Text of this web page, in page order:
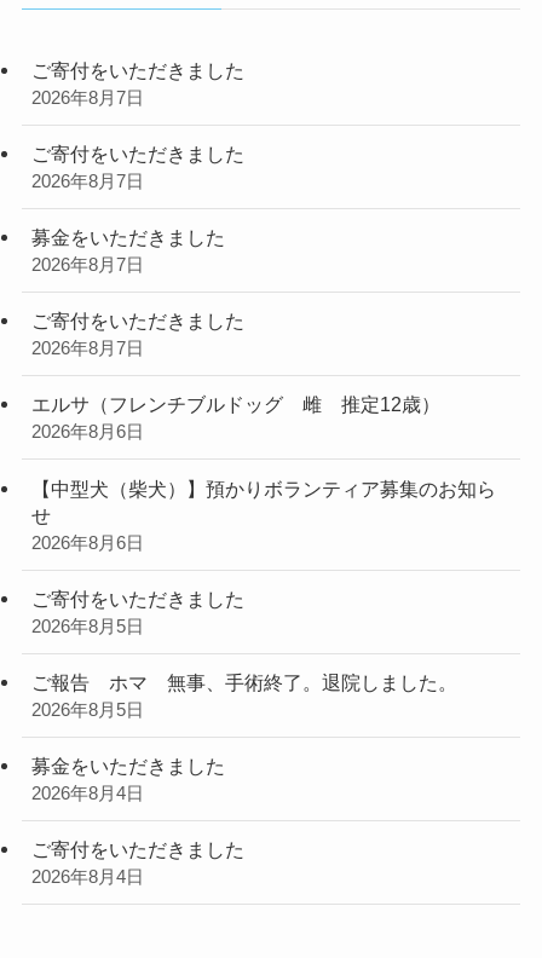
ご寄付をいただきました
2026年8月7日
ご寄付をいただきました
2026年8月7日
募金をいただきました
2026年8月7日
ご寄付をいただきました
2026年8月7日
エルサ（フレンチブルドッグ 雌 推定12歳）
2026年8月6日
【中型犬（柴犬）】預かりボランティア募集のお知ら
せ
2026年8月6日
ご寄付をいただきました
2026年8月5日
ご報告 ホマ 無事、手術終了。退院しました。
2026年8月5日
募金をいただきました
2026年8月4日
ご寄付をいただきました
2026年8月4日